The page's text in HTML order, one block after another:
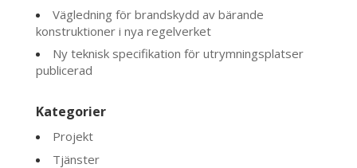
Vägledning för brandskydd av bärande
konstruktioner i nya regelverket
Ny teknisk specifikation för utrymningsplatser
publicerad
Kategorier
Projekt
Tjänster